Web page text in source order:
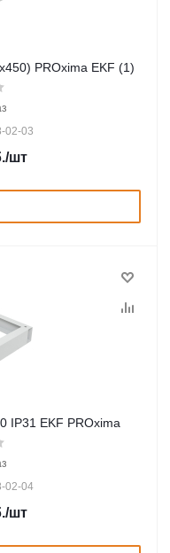
PROxima EKF (1)
02-03
/шт
IP31 EKF PROxima
02-04
/шт